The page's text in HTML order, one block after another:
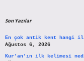
Son Yazılar
En çok antik kent hangi
Ağustos 6, 2026
Kur’an’ın ilk kelimesi